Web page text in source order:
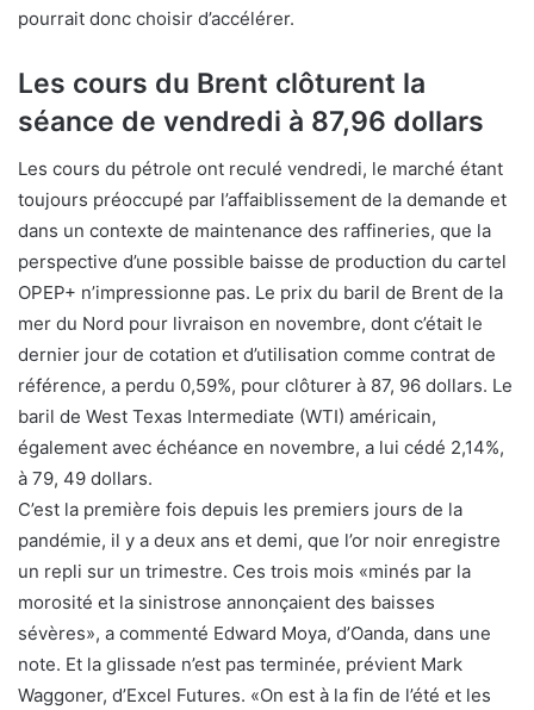
pourrait donc choisir d’accélérer.
Les cours du Brent clôturent la
séance de vendredi à 87,96 dollars
Les cours du pétrole ont reculé vendredi, le marché étant
toujours préoccupé par l’affaiblissement de la demande et
dans un contexte de maintenance des raffineries, que la
perspective d’une possible baisse de production du cartel
OPEP+ n’impressionne pas. Le prix du baril de Brent de la
mer du Nord pour livraison en novembre, dont c’était le
dernier jour de cotation et d’utilisation comme contrat de
référence, a perdu 0,59%, pour clôturer à 87, 96 dollars. Le
baril de West Texas Intermediate (WTI) américain,
également avec échéance en novembre, a lui cédé 2,14%,
à 79, 49 dollars.
C’est la première fois depuis les premiers jours de la
pandémie, il y a deux ans et demi, que l’or noir enregistre
un repli sur un trimestre. Ces trois mois «minés par la
morosité et la sinistrose annonçaient des baisses
sévères», a commenté Edward Moya, d’Oanda, dans une
note. Et la glissade n’est pas terminée, prévient Mark
Waggoner, d’Excel Futures. «On est à la fin de l’été et les